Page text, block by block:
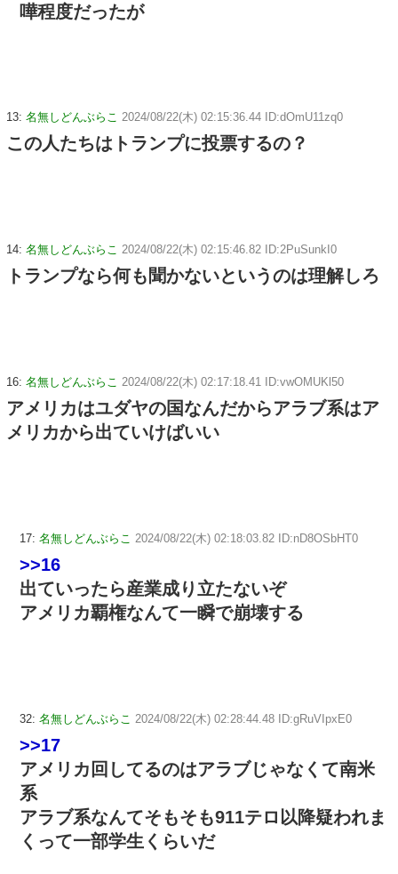
嘩程度だったが
13: 名無しどんぶらこ 2024/08/22(木) 02:15:36.44 ID:dOmU11zq0
この人たちはトランプに投票するの？
14: 名無しどんぶらこ 2024/08/22(木) 02:15:46.82 ID:2PuSunkI0
トランプなら何も聞かないというのは理解しろ
16: 名無しどんぶらこ 2024/08/22(木) 02:17:18.41 ID:vwOMUKl50
アメリカはユダヤの国なんだからアラブ系はア
メリカから出ていけばいい
17: 名無しどんぶらこ 2024/08/22(木) 02:18:03.82 ID:nD8OSbHT0
>>16
出ていったら産業成り立たないぞ
アメリカ覇権なんて一瞬で崩壊する
32: 名無しどんぶらこ 2024/08/22(木) 02:28:44.48 ID:gRuVIpxE0
>>17
アメリカ回してるのはアラブじゃなくて南米
系
アラブ系なんてそもそも911テロ以降疑われま
くって一部学生くらいだ